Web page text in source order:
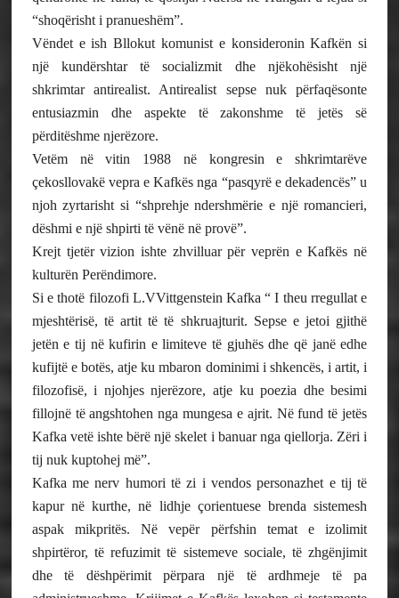
“shoqërisht i pranueshëm”.
Vëndet e ish Bllokut komunist e konsideronin Kafkën si
një kundërshtar të socializmit dhe njëkohësisht një
shkrimtar antirealist. Antirealist sepse nuk përfaqësonte
entusiazmin dhe aspekte të zakonshme të jetës së
përditëshme njerëzore.
Vetëm në vitin 1988 në kongresin e shkrimtarëve
çekosllovakë vepra e Kafkës nga “pasqyrë e dekadencës” u
njoh zyrtarisht si “shprehje ndershmërie e një romancieri,
dëshmi e një shpirti të vënë në provë”.
Krejt tjetër vizion ishte zhvilluar për veprën e Kafkës në
kulturën Perëndimore.
Si e thotë filozofi L.VVittgenstein Kafka “ I theu rregullat e
mjeshtërisë, të artit të të shkruajturit. Sepse e jetoi gjithë
jetën e tij në kufirin e limiteve të gjuhës dhe që janë edhe
kufijtë e botës, atje ku mbaron dominimi i shkencës, i artit, i
filozofisë, i njohjes njerëzore, atje ku poezia dhe besimi
fillojnë të angshtohen nga mungesa e ajrit. Në fund të jetës
Kafka vetë ishte bërë një skelet i banuar nga qiellorja. Zëri i
tij nuk kuptohej më”.
Kafka me nerv humori të zi i vendos personazhet e tij të
kapur në kurthe, në lidhje çorientuese brenda sistemesh
aspak mikpritës. Në vepër përfshin temat e izolimit
shpirtëror, të refuzimit të sistemeve sociale, të zhgënjimit
dhe të dëshpërimit përpara një të ardhmeje të pa